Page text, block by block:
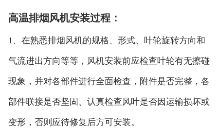
高温排烟风机安装过程：
1、在熟悉排烟风机的规格、形式、叶轮旋转方向和
气流进出方向等等，风机安装前应检查叶轮有无擦碰
现象，并对各部件进行全面检查，附件是否完整，各
部件联接是否坚固、认真检查风叶是否因运输损坏或
变形，否则应待修复后方可安装。